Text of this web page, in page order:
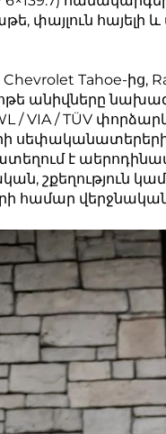
հայելի և
Tahoe-ից,
անիվները
/ VIA / TÜV
է
շքեղություն
համար